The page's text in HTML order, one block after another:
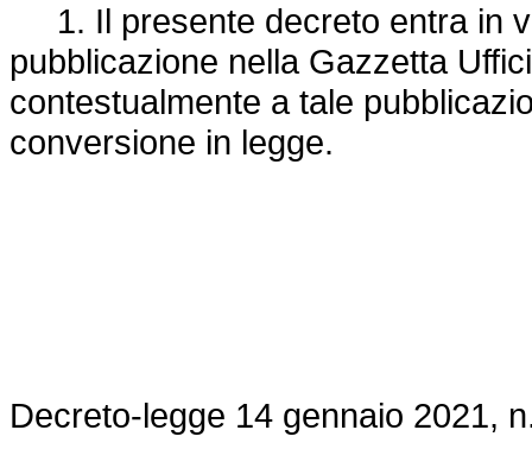
1. Il presente decreto entra in
pubblicazione nella Gazzetta
contestualmente a tale
conversione in legge.
Decreto-legge 14 gennaio 2021,